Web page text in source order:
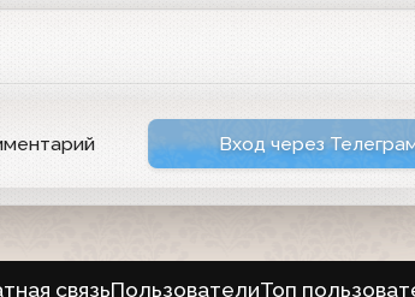
Вход через
связьПользователиТоп